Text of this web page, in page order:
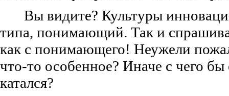
Вы видите? Культуры
типа, понимающий. Так и
как с понимающего! Неужели
что-то особенное? Иначе с чего
катался?